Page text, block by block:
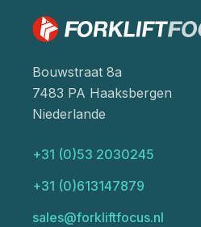
Bouwstraat 8a
7483 PA Haaksbergen
Niederlande
+31 (0)53 2030245
+31 (0)613147879
sales@forkliftfocus.nl